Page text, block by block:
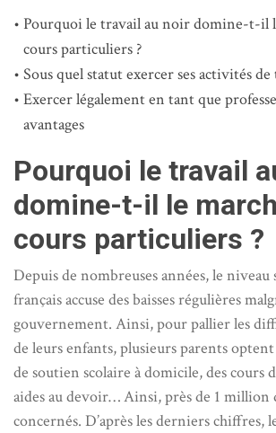
Pourquoi le travail au noir domine-t-il
cours particuliers ?
Sous quel statut exercer ses activités
Exercer légalement en tant que
avantages
Pourquoi le travail
domine-t-il le
cours particuliers ?
Depuis de nombreuses années, le niveau
français accuse des baisses régulières
gouvernement. Ainsi, pour pallier les
de leurs enfants, plusieurs parents
de soutien scolaire à domicile, des cours
aides au devoir… Ainsi, près de 1 million
concernés. D’après les derniers chiffres,